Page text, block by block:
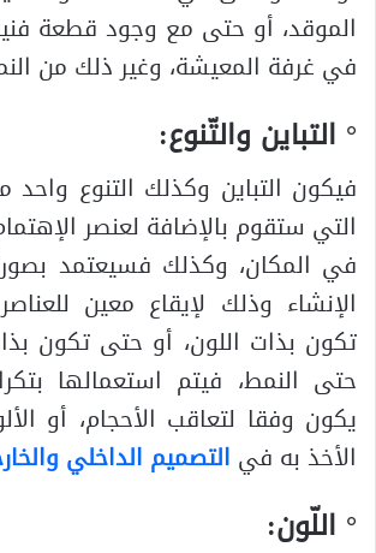
الموقد، أو حتى مع وجود قطعة
في غرفة المعيشة، وغير ذلك من
° التباين والتّنوع:
فيكون التباين وكذلك التنوع واحد
التي ستقوم بالإضافة لعنصر
في المكان، وكذلك فسيعتمد
الإنشاء وذلك لإيقاع معين
تكون بذات اللون، أو حتى تكون
حتى النمط، فيتم استعمالها
يكون وفقا لتعاقب الأحجام، أو
الأخذ به في التصميم الداخلي
° اللّون: